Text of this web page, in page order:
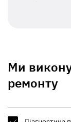
Ми
ремонту